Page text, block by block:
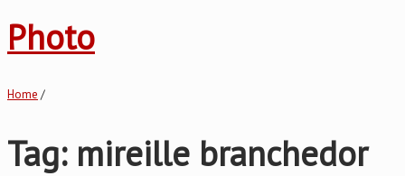
Photo
Home /
Tag: mireille branchedor